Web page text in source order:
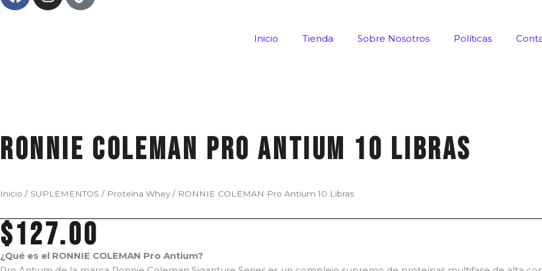
Inicio Tienda Sobre Nosotros Políticas
RONNIE COLEMAN Pro Antium 10 Libras
Inicio / SUPLEMENTOS / Proteína Whey/ RONNIE COLEMAN Pro Antium 10 Libras
$127.00
¿Qué es el RONNIE COLEMAN Pro Antium?